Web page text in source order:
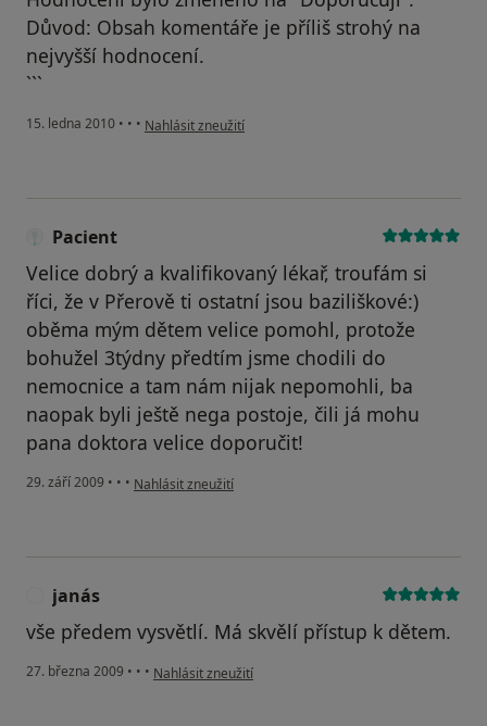
Důvod: Obsah komentáře je příliš strohý na
nejvyšší hodnocení.
```
15. ledna 2010 • • • podle názoru uživatele Pacient
Nahlásit zneužití
Pacient
Velice dobrý a kvalifikovaný lékař, troufám si
říci, že v Přerově ti ostatní jsou baziliškové:)
oběma mým dětem velice pomohl, protože
bohužel 3týdny předtím jsme chodili do
nemocnice a tam nám nijak nepomohli, ba
naopak byli ještě nega postoje, čili já mohu
pana doktora velice doporučit!
29. září 2009 • • • podle názoru uživatele Pacient
Nahlásit zneužití
janás
vše předem vysvětlí. Má skvělí přístup k dětem.
27. března 2009 • • • podle názoru uživatele janás
Nahlásit zneužití